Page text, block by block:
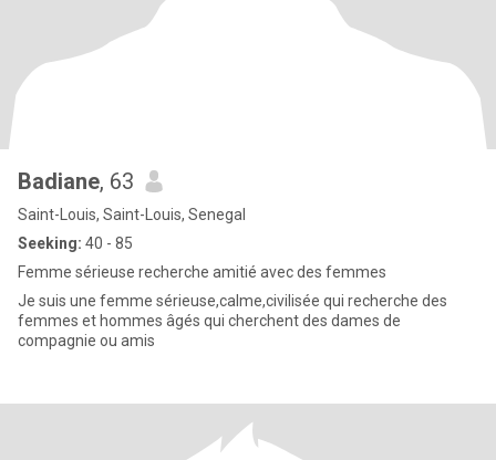
Badiane, 63
Saint-Louis, Saint-Louis, Senegal
Seeking: 40 - 85
Femme sérieuse recherche amitié avec des femmes
Je suis une femme sérieuse,calme,civilisée qui recherche des
femmes et hommes âgés qui cherchent des dames de
compagnie ou amis